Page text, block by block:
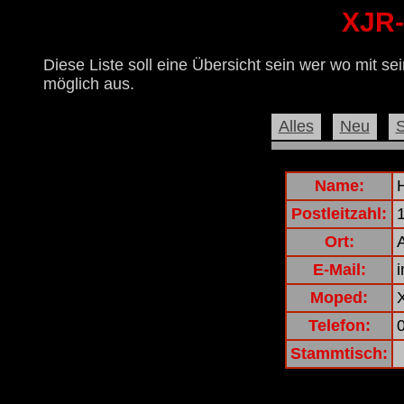
Diese Liste soll eine Übersicht sein wer wo mit
möglich aus.
Alles Neu
Name:
Postleitzahl:
Ort:
E-Mail:
Moped:
Telefon:
Stammtisch: